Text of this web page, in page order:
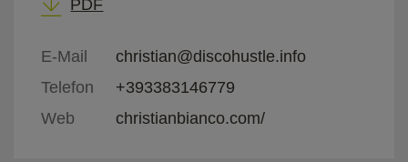
PDF
E-Mail
christian@discohustle.info
Telefon
+393383146779
Web
christianbianco.com/